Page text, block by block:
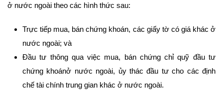
ở nước ngoài theo các hình thức sau:
Trực tiếp mua, bán chứng khoán, các giấy tờ có giá khác ở
nước ngoài; và
Đầu tư thông qua việc mua, bán chứng chỉ quỹ đầu tư
chứng khoánở nước ngoài, ủy thác đầu tư cho các định
chế tài chính trung gian khác ở nước ngoài.